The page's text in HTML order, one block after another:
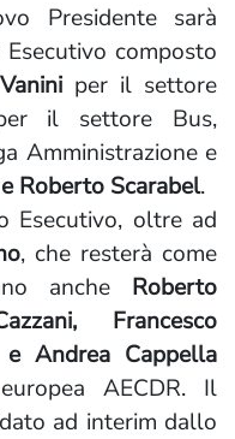
Presidente sarà
composto
per il settore
il settore Bus,
Amministrazione e
Roberto Scarabel.
Esecutivo, oltre ad
, che resterà come
anche Roberto
Francesco
e Andrea Cappella
AECDR. Il
ad interim dallo